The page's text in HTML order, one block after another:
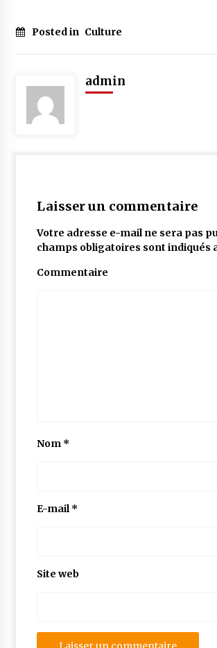
Posted in Culture
admin
Laisser un commentaire
Votre adresse e-mail ne sera pas
champs obligatoires sont indiqués
Commentaire
Nom *
E-mail*
Site web